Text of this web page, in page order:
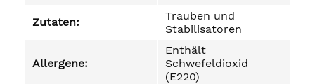
Zutaten:
Trauben und
Stabilisatoren
Allergene:
Enthält
Schwefeldioxid
(E220)